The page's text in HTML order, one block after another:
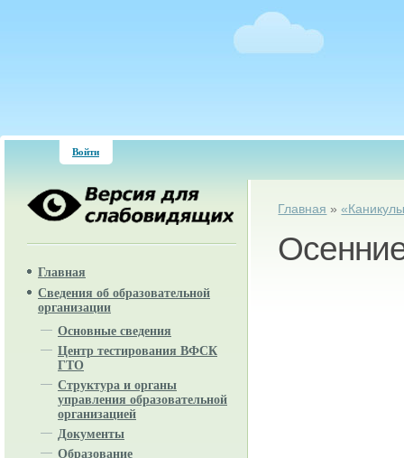
Войти
Главная
Сведения об образовательной
организации
Основные сведения
Центр тестирования ВФСК
ГТО
Структура и органы
управления образовательной
организацией
Документы
Образование
Вы здесь
Главная »